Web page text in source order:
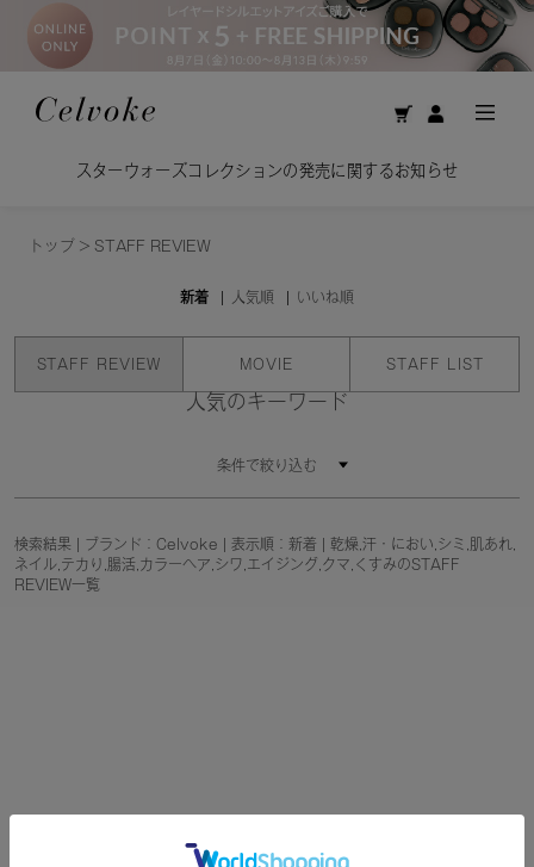
スターウォーズコレクションの発売に関するお知らせ
トップ > STAFF REVIEW
新着 人気順 いいね順
STAFF REVIEW MOVIE STAFF LIST
人気のキーワード
条件で絞り込む
検索結果 | ブランド：Celvoke | 表示順：新着 | 乾燥,汗・におい,シミ,肌あれ,
ネイル,テカり,腸活,カラーヘア,シワ,エイジング,クマ,くすみのSTAFF
REVIEW一覧